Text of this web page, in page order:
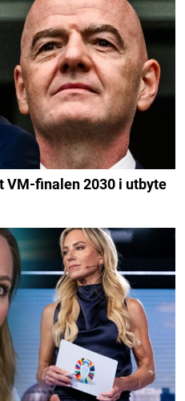
VM-finalen 2030 i utbyte